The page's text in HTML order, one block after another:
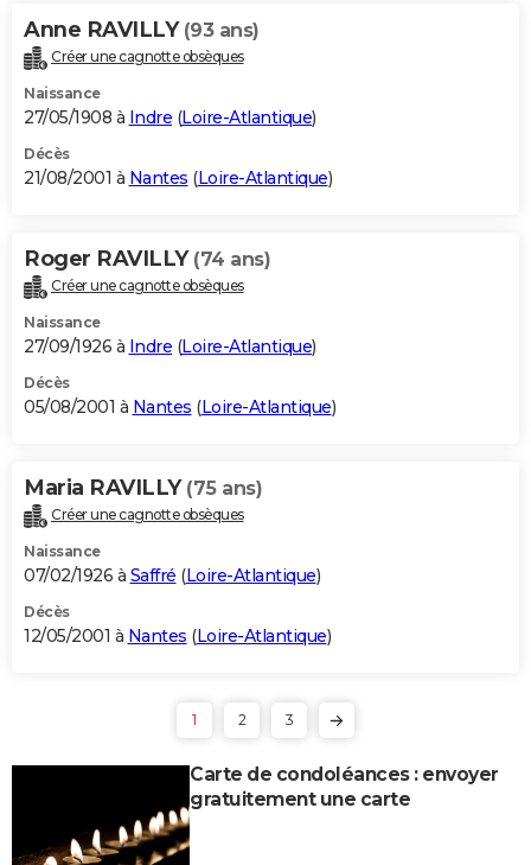
Anne RAVILLY (93 ans)
Créer une cagnotte obsèques
Naissance
27/05/1908 à Indre (Loire-Atlantique)
Décès
21/08/2001 à Nantes (Loire-Atlantique)
Roger RAVILLY (74 ans)
Créer une cagnotte obsèques
Naissance
27/09/1926 à Indre (Loire-Atlantique)
Décès
05/08/2001 à Nantes (Loire-Atlantique)
Maria RAVILLY (75 ans)
Créer une cagnotte obsèques
Naissance
07/02/1926 à Saffré (Loire-Atlantique)
Décès
12/05/2001 à Nantes (Loire-Atlantique)
1 2 3
Carte de condoléances : envoyer
gratuitement une carte